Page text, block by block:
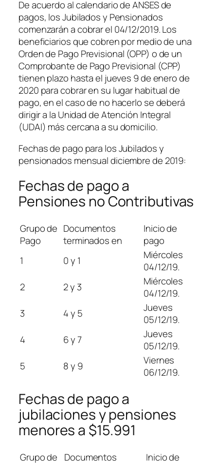
De acuerdo al calendario de ANSES de
pagos, los Jubilados y Pensionados
comenzarán a cobrar el 04/12/2019. Los
beneficiarios que cobren por medio de una
Orden de Pago Previsional (OPP) o de un
Comprobante de Pago Previsional (CPP)
tienen plazo hasta el jueves 9 de enero de
2020 para cobrar en su lugar habitual de
pago, en el caso de no hacerlo se deberá
dirigir a la Unidad de Atención Integral
(UDAI) más cercana a su domicilio.
Fechas de pago para los Jubilados y
pensionados mensual diciembre de 2019:
Fechas de pago a
Pensiones no Contributivas
Grupo de
Pago
Documentos
terminados en
Inicio de
pago
1
0 y 1
Miércoles
04/12/19.
2
2 y 3
Miércoles
04/12/19.
3
4 y 5
Jueves
05/12/19.
4
6 y 7
Jueves
05/12/19.
5
8 y 9
Viernes
06/12/19.
Fechas de pago a
jubilaciones y pensiones
menores a $15.991
Grupo de Documentos Inicio de